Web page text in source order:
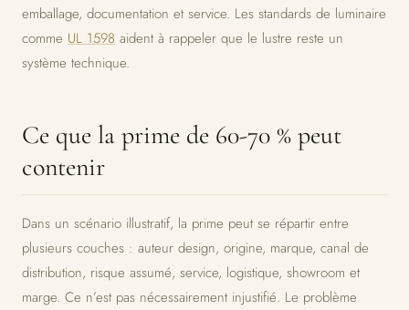
emballage, documentation et service. Les standards de luminaire
comme UL 1598 aident à rappeler que le lustre reste un
système technique.
Ce que la prime de 60-70 % peut
contenir
Dans un scénario illustratif, la prime peut se répartir entre
plusieurs couches : auteur design, origine, marque, canal de
distribution, risque assumé, service, logistique, showroom et
marge. Ce n’est pas nécessairement injustifié. Le problème